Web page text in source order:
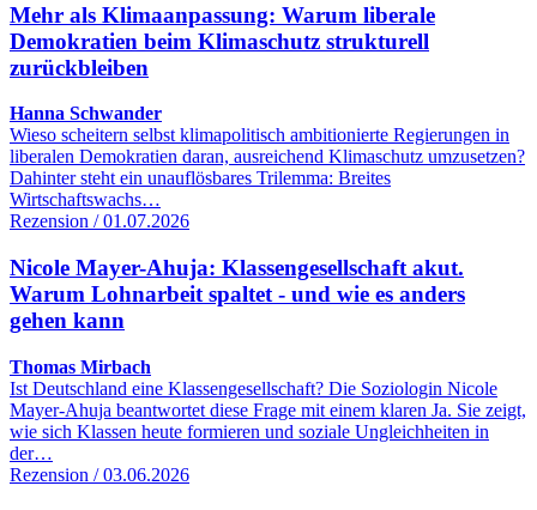
Mehr als Klimaanpassung: Warum liberale
Demokratien beim Klimaschutz strukturell
zurückbleiben
Hanna Schwander
Wieso scheitern selbst klimapolitisch ambitionierte Regierungen in
liberalen Demokratien daran, ausreichend Klimaschutz umzusetzen?
Dahinter steht ein unauflösbares Trilemma: Breites
Wirtschaftswachs…
Rezension / 01.07.2026
Nicole Mayer-Ahuja: Klassengesellschaft akut.
Warum Lohnarbeit spaltet - und wie es anders
gehen kann
Thomas Mirbach
Ist Deutschland eine Klassengesellschaft? Die Soziologin Nicole
Mayer-Ahuja beantwortet diese Frage mit einem klaren Ja. Sie zeigt,
wie sich Klassen heute formieren und soziale Ungleichheiten in
der…
Rezension / 03.06.2026